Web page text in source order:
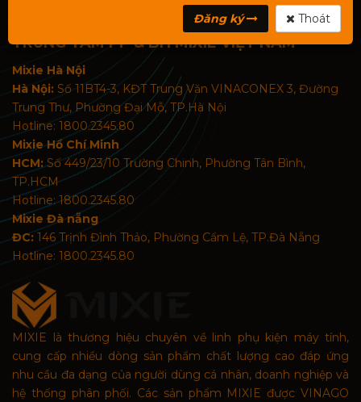
TRUNG TÂM PP & BH MIXIE VIỆT NAM
Mixie Hà Nội
Hà Nội: Số 11BT4-3, KĐT Trung Văn VINACONEX 3, Đường
Trung Thư, Phường Đại Mỗ, TP.Hà Nội
Hotline: 1800.2345.80
Mixie Hồ Chí Minh
HCM:Số 449/23/10 Trường Chinh, Phường Tân Bình,
TP.HCM
Hotline: 1800.2345.80
Mixie Đà nẵng
ĐC: 146 Trịnh Đình Thảo, Phường Cẩm Lệ, TP.Đà Nẵng
Hotline: 1800.2345.80
MIXIE là thương hiệu chuyên về linh phụ kiện máy tính,
cung cấp nhiều dòng sản phẩm chất lượng cao đáp ứng
nhu cầu đa dạng của người dùng cá nhân, doanh nghiệp và
hệ thống phân phối. Các sản phẩm MIXIE được VINAGO
Đăng ký Thoát